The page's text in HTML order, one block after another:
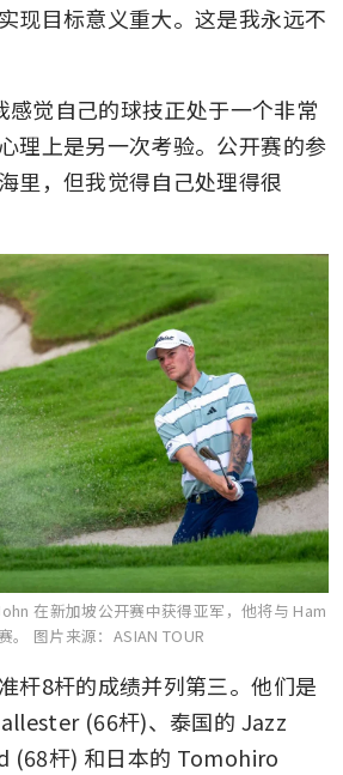
现目标意义重大。这是我永远不
觉自己的球技正处于一个非常
理上是另一次考验。公开赛的参
里，但我觉得自己处理得很
在新加坡公开赛中获得亚军，他将与 Ham
。 图片来源：ASIAN TOUR
杆8杆的成绩并列第三。他们是
(66杆)、泰国的 Jazz
杆) 和日本的 Tomohiro